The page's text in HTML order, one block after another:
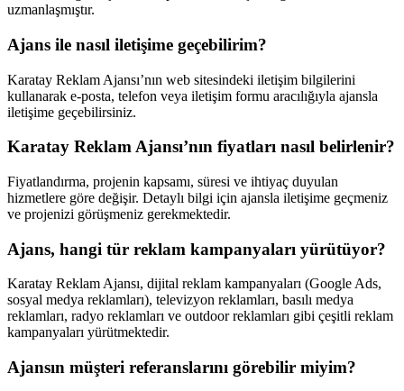
uzmanlaşmıştır.
Ajans ile nasıl iletişime geçebilirim?
Karatay Reklam Ajansı’nın web sitesindeki iletişim bilgilerini
kullanarak e-posta, telefon veya iletişim formu aracılığıyla ajansla
iletişime geçebilirsiniz.
Karatay Reklam Ajansı’nın fiyatları nasıl belirlenir?
Fiyatlandırma, projenin kapsamı, süresi ve ihtiyaç duyulan
hizmetlere göre değişir. Detaylı bilgi için ajansla iletişime geçmeniz
ve projenizi görüşmeniz gerekmektedir.
Ajans, hangi tür reklam kampanyaları yürütüyor?
Karatay Reklam Ajansı, dijital reklam kampanyaları (Google Ads,
sosyal medya reklamları), televizyon reklamları, basılı medya
reklamları, radyo reklamları ve outdoor reklamları gibi çeşitli reklam
kampanyaları yürütmektedir.
Ajansın müşteri referanslarını görebilir miyim?